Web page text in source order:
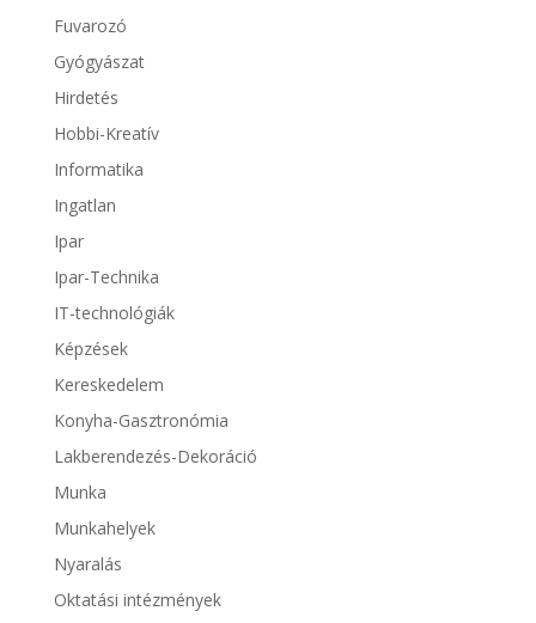
Fuvarozó
Gyógyászat
Hirdetés
Hobbi-Kreatív
Informatika
Ingatlan
Ipar
Ipar-Technika
IT-technológiák
Képzések
Kereskedelem
Konyha-Gasztronómia
Lakberendezés-Dekoráció
Munka
Munkahelyek
Nyaralás
Oktatási intézmények